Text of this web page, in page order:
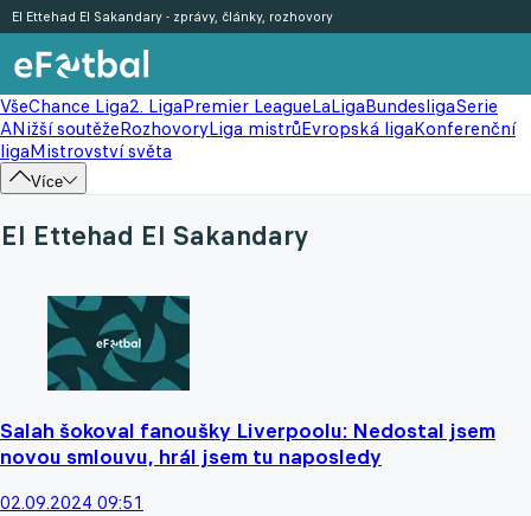
VšeChance Liga2. LigaPremier LeagueLaLigaBundesligaSerie
ANižší soutěžeRozhovoryLiga mistrůEvropská ligaKonferenční
ligaMistrovství světa
Více
El Ettehad El Sakandary - zprávy, články, rozhovory
El Ettehad El Sakandary
Salah šokoval fanoušky Liverpoolu: Nedostal jsem
novou smlouvu, hrál jsem tu naposledy
02.09.2024 09:51